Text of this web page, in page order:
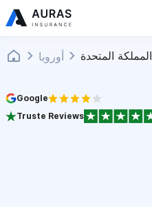
أوروبا المملكة المتحدة
Google
Truste Reviews